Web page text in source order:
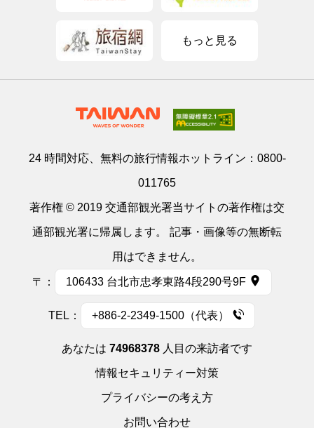
もっと見る
24 時間対応、無料の旅行情報ホットライン： 0800-
011765
著作権 © 2019 交通部観光署当サイトの著作権は交
通部観光署に帰属します。 記事・画像等の無断転
用はできません。
〒： 106433 台北市忠孝東路4段290号9F
TEL： +886-2-2349-1500（代表）
あなたは 74968378 人目の来訪者です
情報セキュリティー対策
プライバシーの考え方
お問い合わせ